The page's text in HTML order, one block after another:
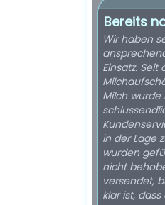
Bereits
Wir haben
Einsatz.
Milch
in der Lage
wurden
nicht
versendet,
klar ist,